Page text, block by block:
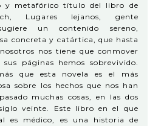
y metafórico título del libro de
Lugares lejanos, gente
un contenido sereno,
concreta y catártica, que hasta
nos tiene que conmover
páginas hemos sobrevivido.
que esta novela es el más
sobre los hechos que nos han
muchas cosas, en las dos
veinte. Este libro en el que
es médico, es una historia de